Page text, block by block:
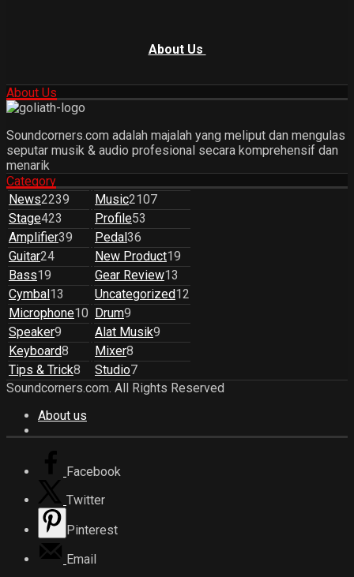
About Us
About Us
Soundcorners.com adalah majalah yang meliput dan mengulas
seputar musik & audio profesional secara komprehensif dan
menarik
Category
News2239 Music2107
Stage423 Profile53
Amplifier39 Pedal 36
Guitar24 New Product19
Bass19 Gear Review13
Cymbal 13 Uncategorized12
Microphone10 Drum9
Speaker9 Alat Musik9
Keyboard8 Mixer8
Tips & Trick8 Studio7
Soundcorners.com. All Rights Reserved
About us
Facebook
Twitter
Pinterest
Email